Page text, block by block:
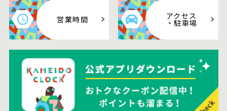
営業時間 アクセス
・駐車場